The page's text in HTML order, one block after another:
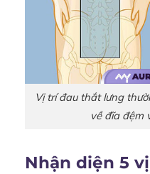
Vị trí đau thắt lưng
về đĩa đệm
Nhận diện 5